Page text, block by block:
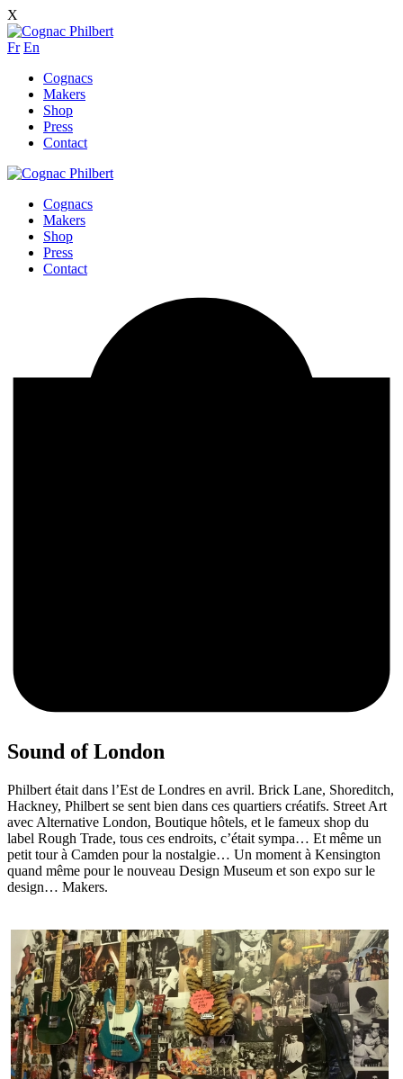
X
Fr En
Cognacs
Makers
Shop
Press
Contact
Cognacs
Makers
Shop
Press
Contact
Sound of London
Philbert était dans l’Est de Londres en avril. Brick Lane, Shoreditch,
Hackney, Philbert se sent bien dans ces quartiers créatifs. Street Art
avec Alternative London, Boutique hôtels, et le fameux shop du
label Rough Trade, tous ces endroits, c’était sympa… Et même un
petit tour à Camden pour la nostalgie… Un moment à Kensington
quand même pour le nouveau Design Museum et son expo sur le
design… Makers.